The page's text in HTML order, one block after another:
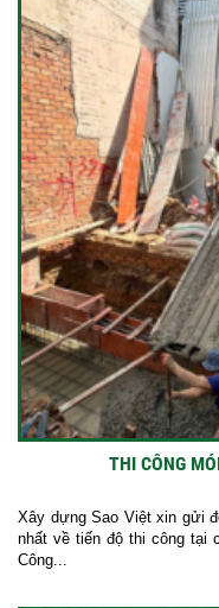
THI CÔNG
Xây dựng Sao Việt xin gửi
nhất về tiến độ thi công tại
Công...